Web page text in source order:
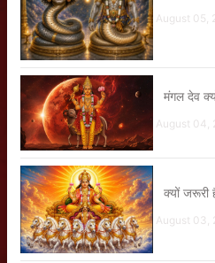
August 05,
मंगल देव
August 04,
क्यों जरूरी
August 03,